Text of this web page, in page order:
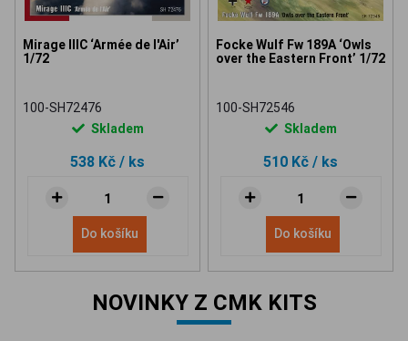
Mirage IIIC ‘Armée de l'Air’
1/72
100-SH72476
Skladem
538 Kč / ks
Do košíku
Focke Wulf Fw 189A ‘Owls
over the Eastern Front’ 1/72
100-SH72546
Skladem
510 Kč / ks
Do košíku
NOVINKY Z CMK KITS